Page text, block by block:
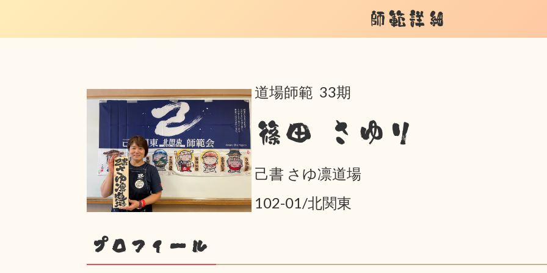
師範詳細
道場師範 33期
篠田 さゆり
己書 さゆ凛道場
102-01/北関東
プロフィール